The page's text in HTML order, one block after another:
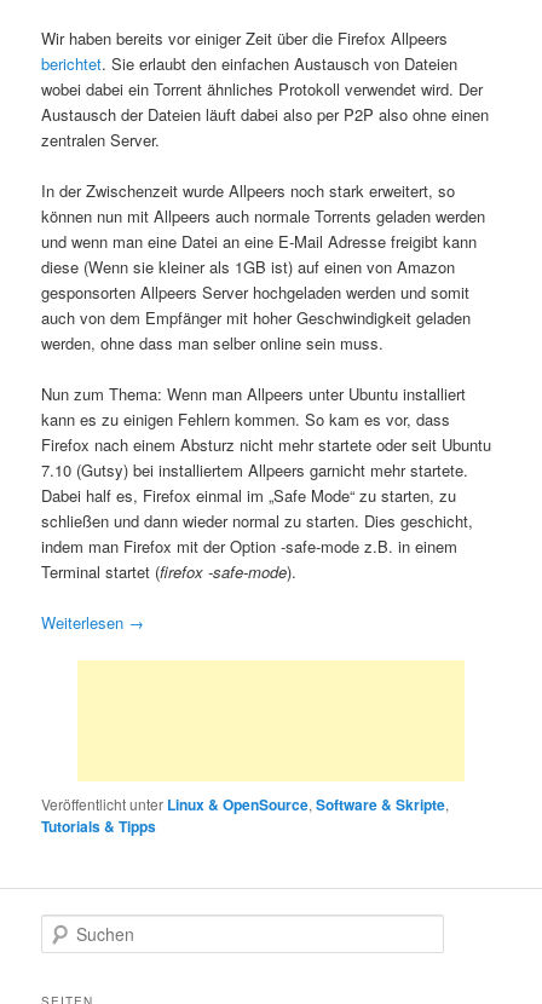
Wir haben bereits vor einiger Zeit über die Firefox Allpeers
berichtet. Sie erlaubt den einfachen Austausch von Dateien
wobei dabei ein Torrent ähnliches Protokoll verwendet wird. Der
Austausch der Dateien läuft dabei also per P2P also ohne einen
zentralen Server.
In der Zwischenzeit wurde Allpeers noch stark erweitert, so
können nun mit Allpeers auch normale Torrents geladen werden
und wenn man eine Datei an eine E-Mail Adresse freigibt kann
diese (Wenn sie kleiner als 1GB ist) auf einen von Amazon
gesponsorten Allpeers Server hochgeladen werden und somit
auch von dem Empfänger mit hoher Geschwindigkeit geladen
werden, ohne dass man selber online sein muss.
Nun zum Thema: Wenn man Allpeers unter Ubuntu installiert
kann es zu einigen Fehlern kommen. So kam es vor, dass
Firefox nach einem Absturz nicht mehr startete oder seit Ubuntu
7.10 (Gutsy) bei installiertem Allpeers garnicht mehr startete.
Dabei half es, Firefox einmal im „Safe Mode“ zu starten, zu
schließen und dann wieder normal zu starten. Dies geschicht,
indem man Firefox mit der Option -safe-mode z.B. in einem
Terminal startet (firefox -safe-mode).
Weiterlesen →
Veröffentlicht unter Linux & OpenSource,Software & Skripte,
Tutorials & Tipps
u
h